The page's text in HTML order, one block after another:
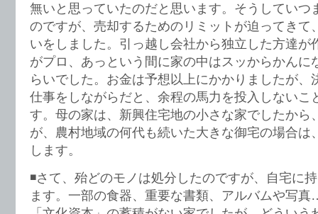
無いと思っていたのだと思います。そうしていつ
のですが、売却するためのリミットが迫ってきて
いをしました。引っ越し会社から独立した方達が
がプロ、あっという間に家の中はスッからかんに
らいでした。お金は予想以上にかかりましたが、
仕事をしながらだと、余程の馬力を投入しないこ
す。母の家は、新興住宅地の小さな家でしたから
が、農村地域の何代も続いた大きな御宅の場合は
します。
◾️さて、殆どのモノは処分したのですが、自宅に
ます。一部の食器、重要な書類、アルバムや写